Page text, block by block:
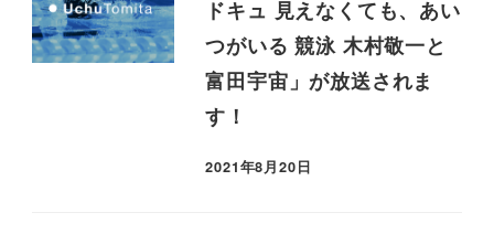
ドキュ 見えなくても、あい
つがいる 競泳 木村敬一と
富田宇宙」が放送されま
す！
2021年8月20日